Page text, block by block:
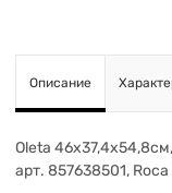
Описание
Oleta
арт. 857638501, Roca